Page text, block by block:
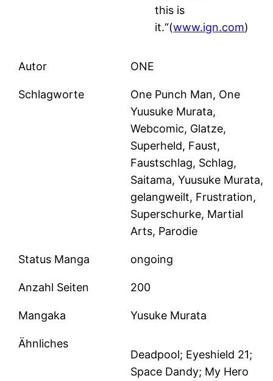
this is
it.“(www.ign.com)
Autor ONE
Schlagworte
One Punch Man, One
Yuusuke Murata,
Webcomic, Glatze,
Superheld, Faust,
Faustschlag, Schlag,
Saitama, Yuusuke Murata,
gelangweilt, Frustration,
Superschurke, Martial
Arts, Parodie
Status Manga ongoing
Anzahl Seiten 200
Mangaka Yusuke Murata
Ähnliches
Deadpool; Eyeshield 21;
Space Dandy; My Hero